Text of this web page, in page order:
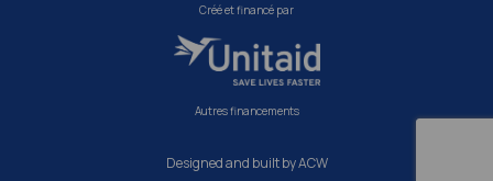
Créé et financé par
Autres financements
Designed and built by ACW